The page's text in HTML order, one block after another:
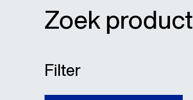
Zoek product
Filter